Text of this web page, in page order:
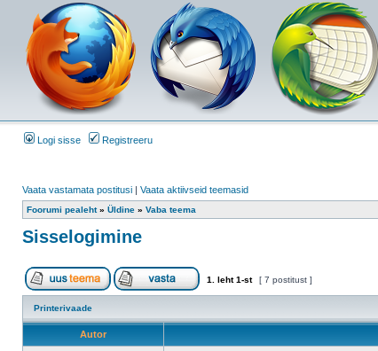
Logi sisse Registreeru
Vaata vastamata postitusi | Vaata aktiivseid teemasid
Foorumi pealeht» Üldine » Vaba teema
Sisselogimine
1 . leht1-st [ 7 postitust ]
Printerivaade
Autor